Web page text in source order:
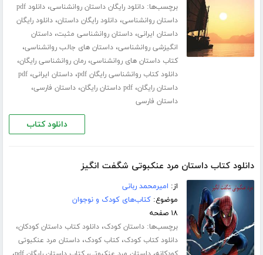
برچسب‌ها:دانلود رایگان داستان روانشناسی،
دانلود pdf
داستان روانشناسی،دانلود رایگان داستان،دانلود رایگان
داستان ایرانی،داستان روانشناسی مثبت،داستان
انگیزشی روانشناسی،داستان های جالب روانشناسی،
کتاب داستان های روانشناسی،رمان روانشناسی رایگان،
دانلود کتاب روانشناسی رایگان pdf ،داستان ایرانی،pdf
داستان رایگان،pdf داستان رایگان ،داستان فارسی،
داستان فارسی
دانلود کتاب
دانلود کتاب داستان مرد عنکبوتی شگفت انگیز
از: امیرمحمد ربانی
موضوع:کتاب‌های کودک و نوجوان
۱۸ صفحه
برچسب‌ها:داستان کودک،دانلود کتاب داستان کودکان،
دانلود کتاب کودک،کتاب کودک،داستان مرد عنکبوتی